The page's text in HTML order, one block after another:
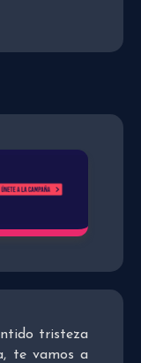
tristeza
te vamos a